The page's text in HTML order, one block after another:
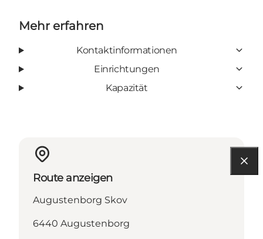
Mehr erfahren
Kontaktinformationen
Einrichtungen
Kapazität
Route anzeigen
Augustenborg Skov
6440 Augustenborg